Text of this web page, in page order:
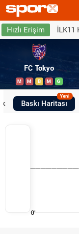
Hızlı Erişim İLK11
FC Tokyo
M M B M G
Baskı Haritası
Yeni
0'